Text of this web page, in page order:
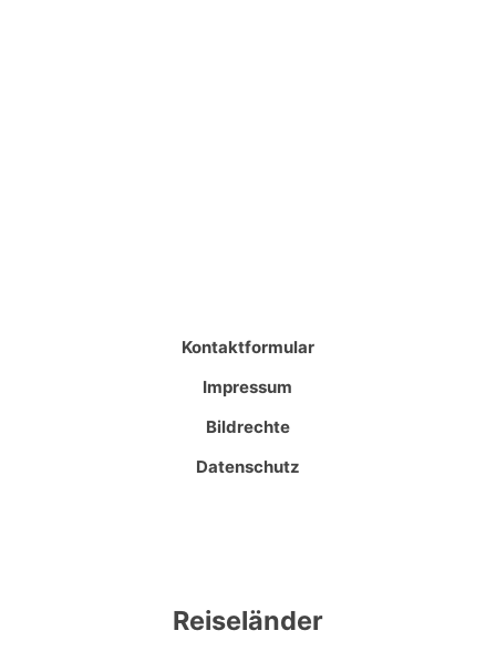
Kontaktformular
Impressum
Bildrechte
Datenschutz
Reiseländer